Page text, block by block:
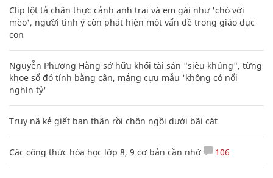
Clip lột tả chân thực cảnh anh trai và em gái như 'chó với
mèo', người tinh ý còn phát hiện một vấn đề trong giáo dục
con
Nguyễn Phương Hằng sở hữu khối tài sản "siêu khủng", từng
khoe sổ đỏ tính bằng cân, mắng cựu mẫu 'không có nổi
nghìn tỷ'
Truy nã kẻ giết bạn thân rồi chôn ngồi dưới bãi cát
Các công thức hóa học lớp 8, 9 cơ bản cần nhớ 106